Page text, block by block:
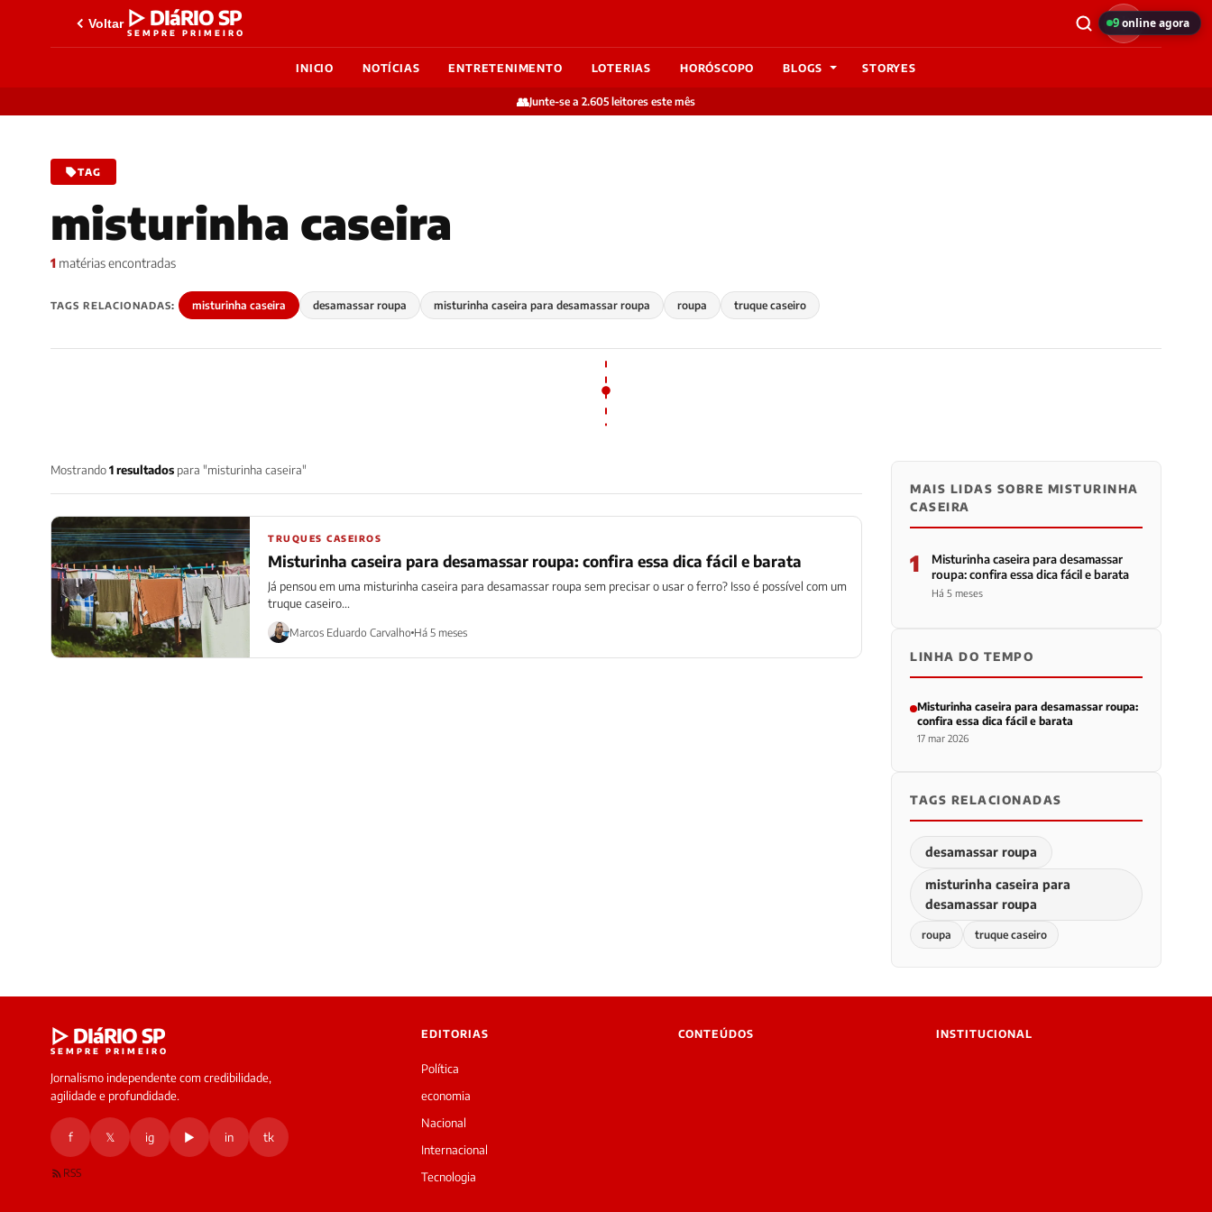
Voltar ▷ DIáRIO SP
SEMPRE PRIMEIRO
INICIO NOTÍCIAS ENTRETENIMENTO LOTERIAS HORÓSCOPO BLOGS STORYES
👥Junte-se a 2.605 leitores este mês
TAG
misturinha caseira
1 matérias encontradas
TAGS RELACIONADAS: misturinha caseira desamassar roupa misturinha caseira para desamassar roupa roupa truque caseiro
Mostrando1 resultados para "misturinha caseira"
TRUQUES CASEIROS
Misturinha caseira para desamassar roupa: confira essa dica fácil e barata
Já pensou em uma misturinha caseira para desamassar roupa sem precisar o usar o ferro? Isso é possível com um
truque caseiro...
Marcos Eduardo Carvalho Há 5 meses
MAIS LIDAS SOBRE MISTURINHA
CASEIRA
1
Misturinha caseira para desamassar
roupa: confira essa dica fácil e barata
Há 5 meses
LINHA DO TEMPO
Misturinha caseira para desamassar roupa:
confira essa dica fácil e barata
17 mar 2026
TAGS RELACIONADAS
desamassar roupa
misturinha caseira para
desamassar roupa
roupa truque caseiro
▷ DIáRIO SP
SEMPRE PRIMEIRO
Jornalismo independente com credibilidade,
agilidade e profundidade.
f 𝕏 ig ▶ in tk
RSS
EDITORIAS
Política
economia
Nacional
Internacional
Tecnologia
CONTEÚDOS INSTITUCIONAL
9online agora